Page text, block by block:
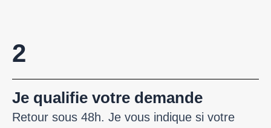
2
Je qualifie votre demande
Retour sous 48h. Je vous indique si votre